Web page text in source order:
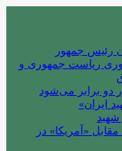
رئیس جمهور
ریاست جمهوری و
دو برابر می‌شود
ایران»
شهید
مقابل «آمریکا» در